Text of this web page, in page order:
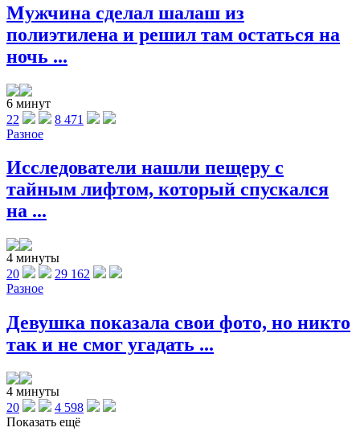
Мужчина сделал шалаш из
полиэтилена и решил там остаться на
ночь ...
6 минут
22
8 471
Разное
Исследователи нашли пещеру с
тайным лифтом, который спускался
на ...
4 минуты
20
29 162
Разное
Девушка показала свои фото, но никто
так и не смог угадать ...
4 минуты
20
4 598
Показать ещё